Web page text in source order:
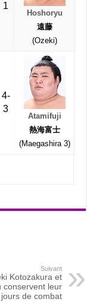
1
Hoshoryu
遠藤
(Ozeki)
4-
3
Atamifuji
熱海富士
(Maegashira 3)
Suivant
Kotozakura et
conservent leur
de combat